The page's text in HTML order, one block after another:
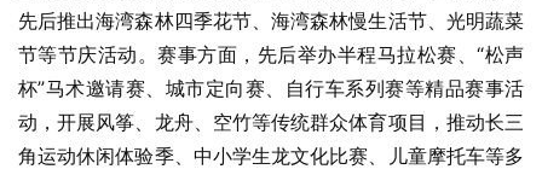
先后推出海湾森林四季花节、海湾森林慢生活节、光明蔬菜
节等节庆活动。赛事方面，先后举办半程马拉松赛、“松声
杯”马术邀请赛、城市定向赛、自行车系列赛等精品赛事活
动，开展风筝、龙舟、空竹等传统群众体育项目，推动长三
角运动休闲体验季、中小学生龙文化比赛、儿童摩托车等多